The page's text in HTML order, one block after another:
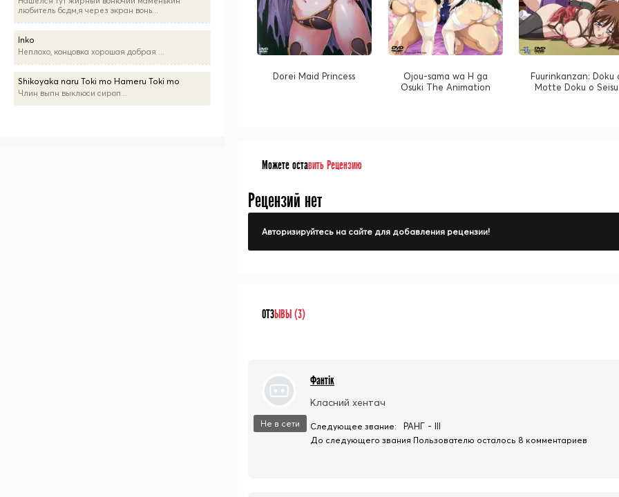
Dorei Maid Princess
Ojou-sama wa H ga
Osuki The Animation
Fuurinkanzan: Doku
Motte Doku o Seisu
Можете оставить Рецензию
Рецензий нет
Авторизируйтесь на сайте для добавления рецензии!
ОТЗЫВЫ (3)
Не в сети
Фантік
Класний хентач
Следующее звание: РАНГ - III
До следующего звания Пользователю осталось 8 комментариев
любитель бсдм,я через экран вонь...
Inko
Неплохо, концовка хорошая добрая ...
Shikoyaka naru Toki mo Hameru Toki mo
Члин выпн выклюси сироп...